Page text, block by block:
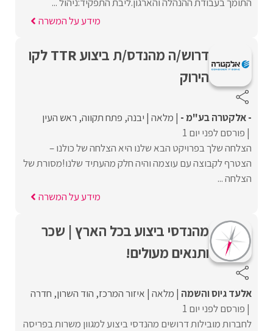
מידע על המשרה
דרוש/ה מהנדס/ת ביצוע TTR לקו
הירוק
- אלקטרה בע"מ - מלאה יבנה פתח תקווה ראש העין
פורסם לפני יום 1
הצלחה שלך בפרויקט הבא שלנו היא הצלחה של כולנו –
הצטרף לקבוצה עם עוצמה והיה חלק מהעתיד שלנו!מסורת של
הצלחה ...
מידע על המשרה
מהנדסי ביצוע בכל הארץ | שכר
ותנאים מעולים!
אלעד גיוס והשמה מלאה איזור המרכז הוד השרון חדרה
פורסם לפני יום 1
לחברות מובילות דרושים מהנדסי ביצוע למגוון משרות בפריסה